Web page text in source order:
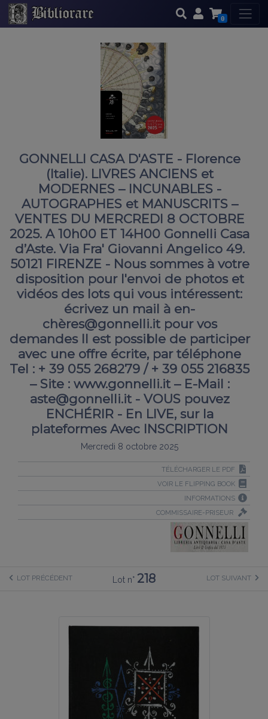
0
GONNELLI CASA D'ASTE - Florence
(Italie). LIVRES ANCIENS et
MODERNES – INCUNABLES -
AUTOGRAPHES et MANUSCRITS –
VENTES DU MERCREDI 8 OCTOBRE
2025. A 10h00 ET 14H00 Gonnelli Casa
d’Aste. Via Fra' Giovanni Angelico 49.
50121 FIRENZE - Nous sommes à votre
disposition pour l'envoi de photos et
vidéos des lots qui vous intéressent:
écrivez un mail à en-
chères@gonnelli.it pour vos
demandes Il est possible de participer
avec une offre écrite, par téléphone
Tel : + 39 055 268279 / + 39 055 216835
– Site : www.gonnelli.it – E-Mail :
aste@gonnelli.it - VOUS pouvez
ENCHÉRIR - En LIVE, sur la
plateformes Avec INSCRIPTION
Mercredi 8 octobre 2025
TÉLÉCHARGER LE PDF
VOIR LE FLIPPING BOOK
INFORMATIONS
COMMISSAIRE-PRISEUR
LOT PRÉCÉDENT Lot n° 218 LOT SUIVANT